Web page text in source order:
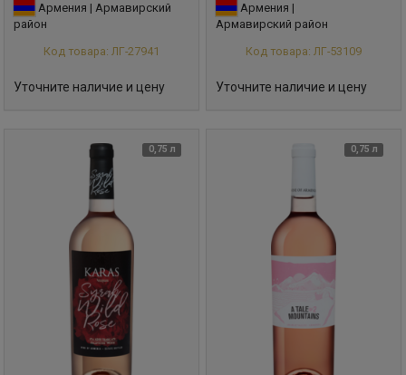
Армения | Армавирский
район
Код товара: ЛГ-27941
Уточните наличие и цену
Армения |
Армавирский район
Код товара: ЛГ-53109
Уточните наличие и цену
0,75 л 0,75 л